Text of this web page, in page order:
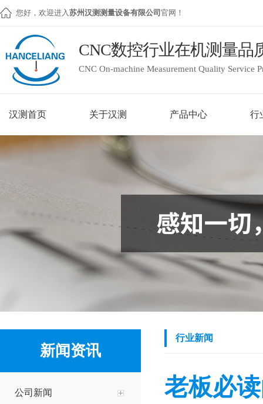
您好，欢迎进入苏州汉测测量设备有限公司 官网！
CNC数控行业在机测量品
CNC On-machine Measurement Quality Service
汉测首页 关于汉测 产品中心 行
新闻资讯
公司新闻
行业新闻
老板必